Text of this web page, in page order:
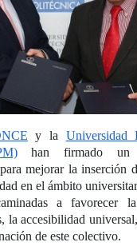
y la Universidad
han firmado un
mejorar la inserción
en el ámbito
a favorecer
la accesibilidad
de este colectivo.